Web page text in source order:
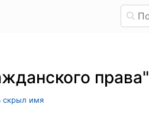
права"
скрыл имя